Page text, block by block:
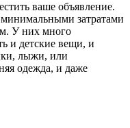
ваше объявление.
затратами
У них много
и детские вещи, и
лыжи, или
одежда, и даже